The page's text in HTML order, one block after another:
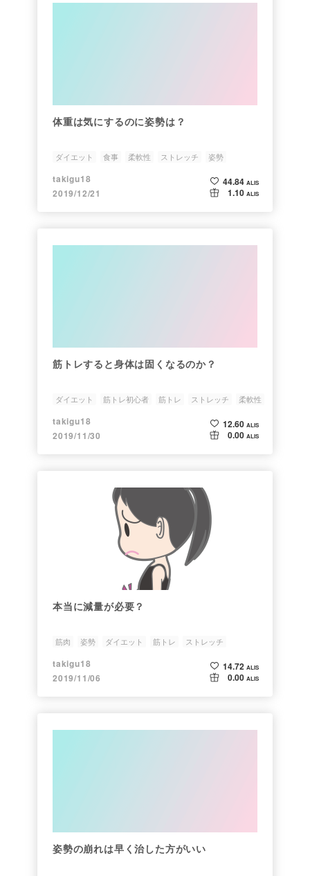
体重は気にするのに姿勢は？
ダイエット 食事 柔軟性 ストレッチ 姿勢
takigu18
2019/12/21
44.84 ALIS
1.10 ALIS
筋トレすると身体は固くなるのか？
ダイエット 筋トレ初心者 筋トレ ストレッチ 柔軟性
takigu18
2019/11/30
12.60 ALIS
0.00 ALIS
本当に減量が必要？
筋肉 姿勢 ダイエット 筋トレ ストレッチ
takigu18
2019/11/06
14.72 ALIS
0.00 ALIS
姿勢の崩れは早く治した方がいい